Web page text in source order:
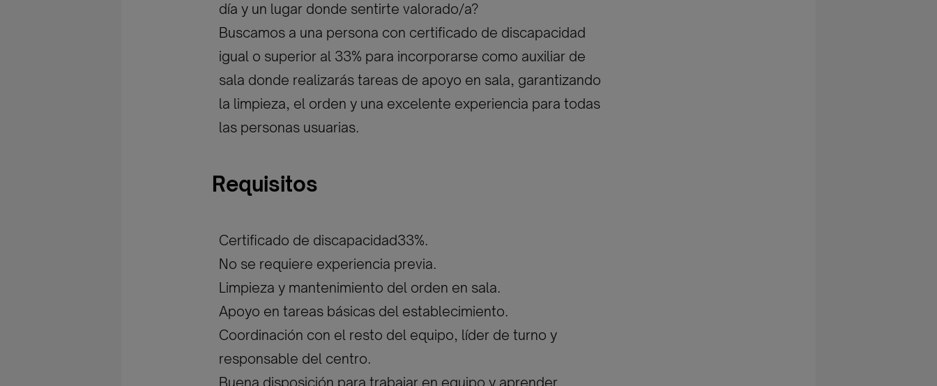
día y un lugar donde sentirte valorado/a?
Buscamos a una persona con certificado de discapacidad
igual o superior al 33% para incorporarse como auxiliar de
sala donde realizarás tareas de apoyo en sala, garantizando
la limpieza, el orden y una excelente experiencia para todas
las personas usuarias.
Requisitos
Certificado de discapacidad33%.
No se requiere experiencia previa.
Limpieza y mantenimiento del orden en sala.
Apoyo en tareas básicas del establecimiento.
Coordinación con el resto del equipo, líder de turno y
responsable del centro.
Buena disposición para trabajar en equipo y aprender.